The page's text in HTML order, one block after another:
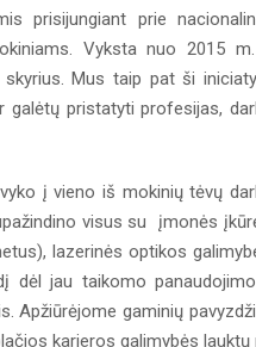
prisijungiant prie
Vyksta nuo 2015
Mus taip pat ši
galėtų pristatyti profesijas,
į vieno iš mokinių tėvų
visus su įmonės
lazerinės optikos
dėl jau taikomo
Apžiūrėjome gaminių
karjeros galimybės lauktų